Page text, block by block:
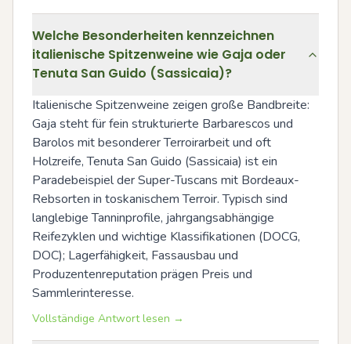
Welche Besonderheiten kennzeichnen
italienische Spitzenweine wie Gaja oder
Tenuta San Guido (Sassicaia)?
Italienische Spitzenweine zeigen große Bandbreite:
Gaja steht für fein strukturierte Barbarescos und
Barolos mit besonderer Terroirarbeit und oft
Holzreife, Tenuta San Guido (Sassicaia) ist ein
Paradebeispiel der Super-Tuscans mit Bordeaux-
Rebsorten in toskanischem Terroir. Typisch sind
langlebige Tanninprofile, jahrgangsabhängige
Reifezyklen und wichtige Klassifikationen (DOCG,
DOC); Lagerfähigkeit, Fassausbau und
Produzentenreputation prägen Preis und
Sammlerinteresse.
Vollständige Antwort lesen →